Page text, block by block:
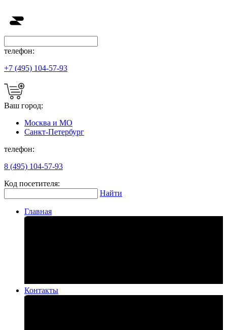
телефон:
+7 (495) 104-57-93
Ваш город:
Москва и МО
Санкт-Петербург
телефон:
8 (495) 104-57-93
Код посетителя:
Найти
Главная
Контакты